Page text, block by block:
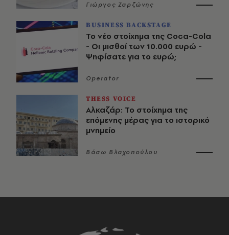
Γιώργος Ζαρζώνης
BUSINESS BACKSTAGE
Το νέο στοίχημα της Coca-Cola
- Οι μισθοί των 10.000 ευρώ -
Ψηφίσατε για το ευρώ;
Operator
THESS VOICE
Αλκαζάρ: Το στοίχημα της
επόμενης μέρας για το ιστορικό
μνημείο
Βάσω Βλαχοπούλου